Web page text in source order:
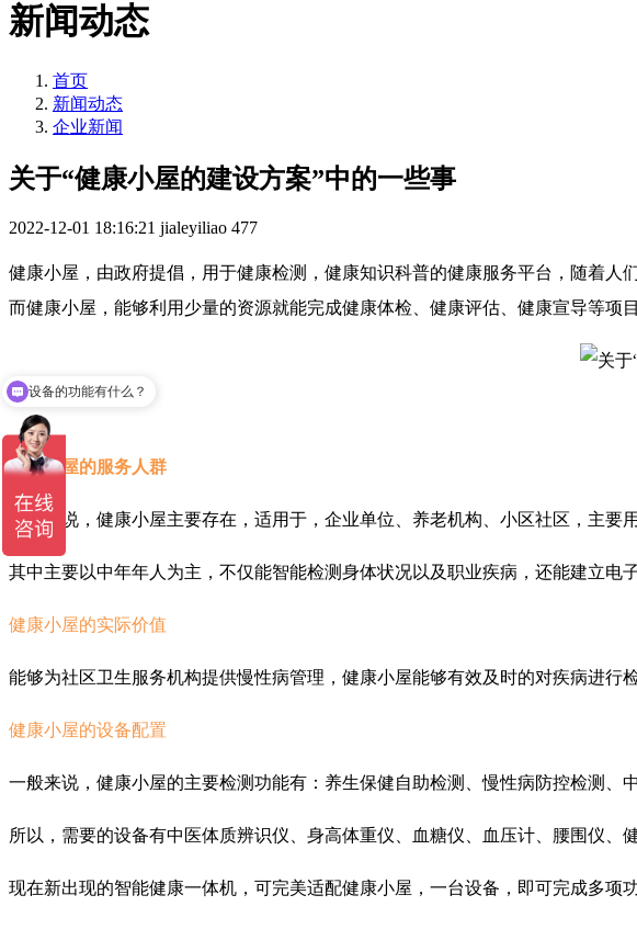
新闻动态
首页
新闻动态
企业新闻
关于“健康小屋的建设方案”中的一些事
2022-12-01 18:16:21 jialeyiliao 477
健康小屋，由政府提倡，用于健康检测，健康知识科普的健康服务平台，随着人
而健康小屋，能够利用少量的资源就能完成健康体检、健康评估、健康宣导等项
健康小屋的服务人群
一般来说，健康小屋主要存在，适用于，企业单位、养老机构、小区社区，主要
其中主要以中年年人为主，不仅能智能检测身体状况以及职业疾病，还能建立电
健康小屋的实际价值
能够为社区卫生服务机构提供慢性病管理，健康小屋能够有效及时的对疾病进行
健康小屋的设备配置
一般来说，健康小屋的主要检测功能有：养生保健自助检测、慢性病防控检测、
所以，需要的设备有中医体质辨识仪、身高体重仪、血糖仪、血压计、腰围仪、
现在新出现的智能健康一体机，可完美适配健康小屋，一台设备，即可完成多项功
设备的功能有什么？